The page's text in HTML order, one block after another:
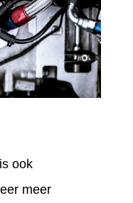
ook
meer